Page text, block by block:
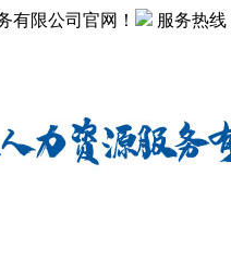
有限公司官网！
服务热线